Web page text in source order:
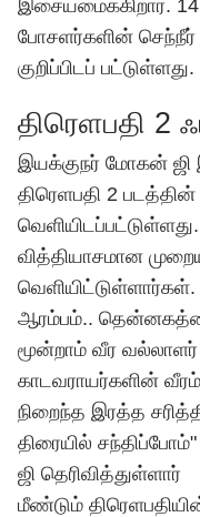
இசையமைக்கிறார்.
போசளர்களின்
குறிப்பிடப் பட்டுள்ளது.
திரெளபதி 2
இயக்குநர் மோகன் ஜி
திரெளபதி 2
வித்தியாசமான
வெளியிட்டுள்ளார்கள்.
ஆரம்பம்..
மூன்றாம் வீர
காடவராயர்களின்
நிறைந்த இரத்த
திரையில்
ஜி தெரிவித்துள்ளார்
மீண்டும்